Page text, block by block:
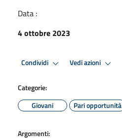
Data :
4 ottobre 2023
Condividi Vedi azioni
Categorie:
Giovani
Pari opportunità
Argomenti: